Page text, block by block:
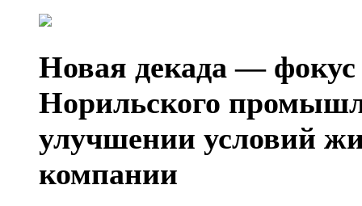
Новая декада — фокус
Норильского
улучшении условий
компании